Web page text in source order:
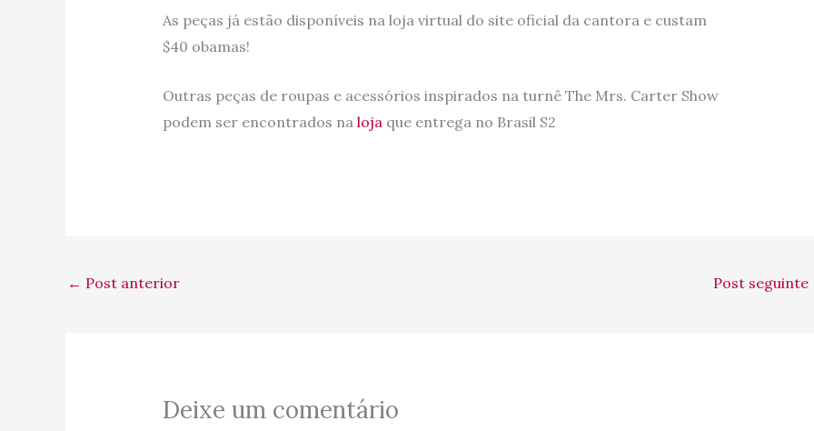
As peças já estão disponíveis na loja virtual do site oficial da cantora e custam
$40 obamas!
Outras peças de roupas e acessórios inspirados na turnê The Mrs. Carter Show
podem ser encontrados na lojaque entrega no Brasil S2
← Post anterior Post seguinte
Deixe um comentário